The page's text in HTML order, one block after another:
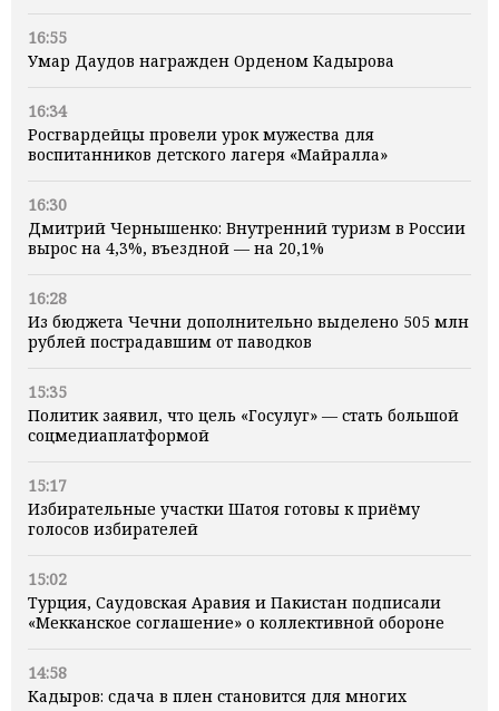
16:55
Умар Даудов награжден Орденом Кадырова
16:34
Росгвардейцы провели урок мужества для
воспитанников детского лагеря «Майралла»
16:30
Дмитрий Чернышенко: Внутренний туризм в России
вырос на 4,3%, въездной — на 20,1%
16:28
Из бюджета Чечни дополнительно выделено 505 млн
рублей пострадавшим от паводков
15:35
Политик заявил, что цель «Госулуг» — стать большой
соцмедиаплатформой
15:17
Избирательные участки Шатоя готовы к приёму
голосов избирателей
15:02
Турция, Саудовская Аравия и Пакистан подписали
«Мекканское соглашение» о коллективной обороне
14:58
Кадыров: сдача в плен становится для многих